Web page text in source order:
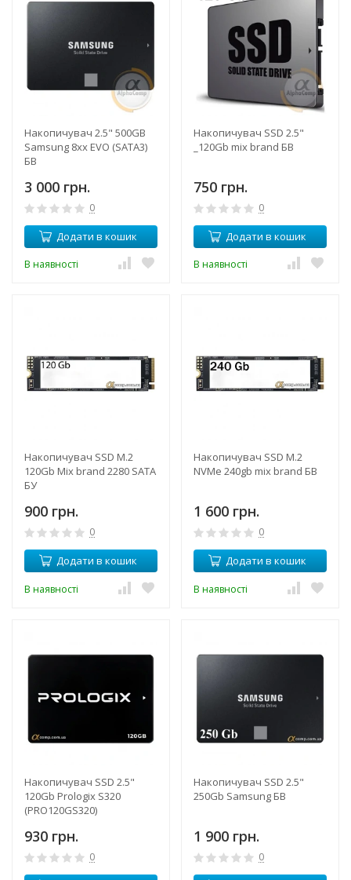
Накопичувач 2.5" 500GB
Samsung 8xx EVO (SATA3)
БВ
3 000 грн.
0
Додати в кошик
В наявності
Накопичувач SSD 2.5"
_120Gb mix brand БВ
750 грн.
0
Додати в кошик
В наявності
Накопичувач SSD M.2
120Gb Mix brand 2280 SATA
БУ
900 грн.
0
Додати в кошик
В наявності
Накопичувач SSD M.2
NVMe 240gb mix brand БВ
1 600 грн.
0
Додати в кошик
В наявності
Накопичувач SSD 2.5"
120Gb Prologix S320
(PRO120GS320)
930 грн.
0
Накопичувач SSD 2.5"
250Gb Samsung БВ
1 900 грн.
0